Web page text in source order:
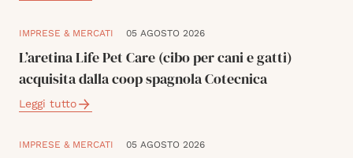
IMPRESE & MERCATI 05 AGOSTO 2026
L’aretina Life Pet Care (cibo per cani e gatti)
acquisita dalla coop spagnola Cotecnica
Leggi tutto
IMPRESE & MERCATI 05 AGOSTO 2026